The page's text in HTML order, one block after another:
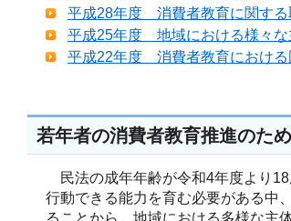
平成28年度 消費者教育に関する
平成25年度 地域における様々な
平成22年度 消費者教育における
若年者の消費者教育推進のた
民法の成年年齢が令和4年度より
行動できる能力を育む必要がある中
ることから、地域における多様な主